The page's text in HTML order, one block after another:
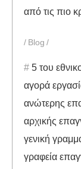
από τις πιο
Blog
5 του
αγορά
ανώτερης
αρχικής
γενική
γραφεία